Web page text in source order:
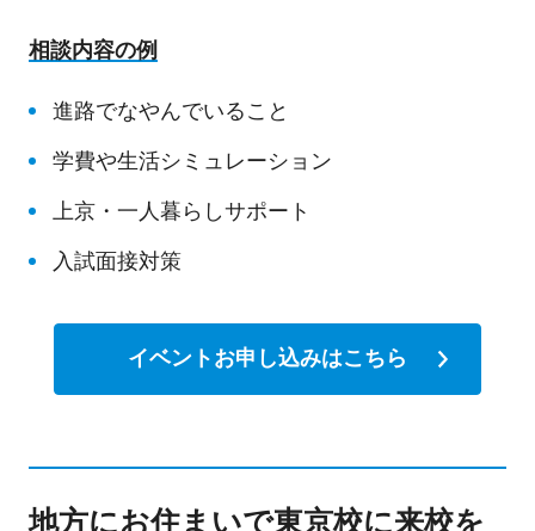
相談内容の例
進路でなやんでいること
学費や生活シミュレーション
上京・一人暮らしサポート
入試面接対策
イベントお申し込みはこちら
地方にお住まいで東京校に来校を